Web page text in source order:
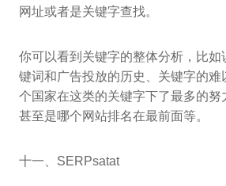
网址或者是关键字查找。
你可以看到关键字的整体分析，比如
键词和广告投放的历史、关键字的难
个国家在这类的关键字下了最多的努
甚至是哪个网站排名在最前面等。
十一、SERPsatat